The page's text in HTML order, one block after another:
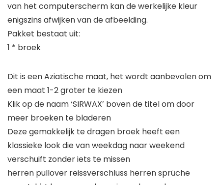
van het computerscherm kan de werkelijke kleur
enigszins afwijken van de afbeelding.
Pakket bestaat uit:
1 * broek
Dit is een Aziatische maat, het wordt aanbevolen om
een maat 1-2 groter te kiezen
Klik op de naam ‘SIRWAX’ boven de titel om door
meer broeken te bladeren
Deze gemakkelijk te dragen broek heeft een
klassieke look die van weekdag naar weekend
verschuift zonder iets te missen
herren pullover reissverschluss herren sprüche